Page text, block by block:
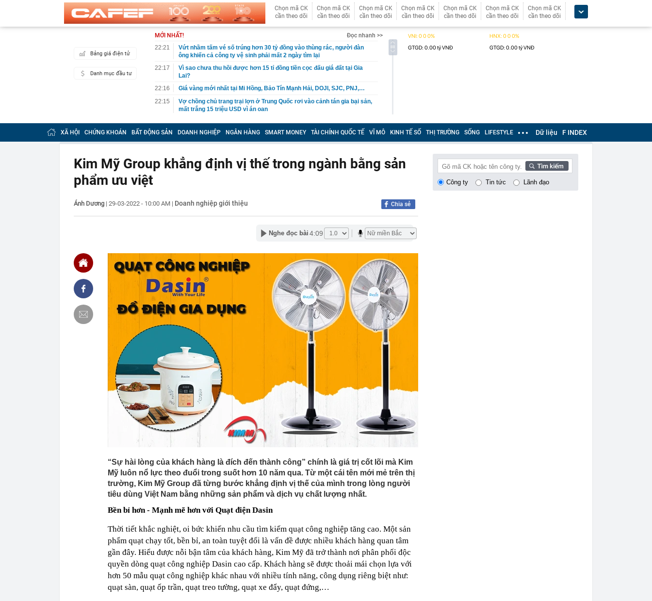
Chọn mã CK
cần theo dõi
Chọn mã CK
cần theo dõi
Chọn mã CK
cần theo dõi
Chọn mã CK
cần theo dõi
Chọn mã CK
cần theo dõi
Chọn mã CK
cần theo dõi
Chọn mã CK
cần theo dõi
Bảng giá điện tử
Danh mục đầu tư
MỚI NHẤT!
Đọc nhanh >>
22:21
Vứt nhầm tấm vé số trúng hơn 30 tỷ đồng vào thùng rác, người đàn
ông khiến cả công ty vệ sinh phải mất 2 ngày tìm lại
22:17
Vì sao chưa thu hồi được hơn 15 tỉ đồng tiền cọc đấu giá đất tại Gia
Lai?
22:16
Giá vàng mới nhất tại Mi Hồng, Bảo Tín Mạnh Hải, DOJI, SJC, PNJ,…
22:15
Vợ chồng chủ trang trại lợn ở Trung Quốc rơi vào cảnh tán gia bại sản,
mất trắng 15 triệu USD vì án oan
22:15
Mỹ nhân người miền Tây là tiểu thư nhưng gia đình phá sản, được
chàng trai kém 4 tuổi mang 20 cây vàng hỏi cưới
22:10
Chữ “NAPAS” trên thẻ ngân hàng nghĩa là gì?
Người phụ nữ nhận được 97 triệu đồng tiền chuyển khoản nhầm liền
chuyển trả lại, 30 ngày sau được công an thông báo: “Chị đang nợ tiền
ngân hàng”
định cư
21:59
Kênh TikTok chỉ cách tự lấy bánh ở siêu thị, order mì cay… hút cả triệu
Không phải Nga hay Mỹ, "quán quân" sử dụng điện từ năng lượng hạt
21:51
Liên tiếp bạo hành dã man con riêng của nhân tình: Dương Đại Long
khai gì?
21:45
Mẹ đỡ đầu" của giới makeup lao đao đổ nợ, mất quyền kiểm soát
chính thương hiệu của mình
Vì sao ít nhà làm cửa chính và cửa sau thông thẳng với nhau?
21:39
Mua viên nén đông y trôi nổi về dán nhãn 'lương y' để tiêu thụ
21:33
Người thay thế NSƯT Thành Lộc làm giám đốc: "Tôi nói thẳng"
Chiếc túi 60.000 VNĐ bán được 1,78 triệu chiếc ở Hàn Quốc: Món quà
lưu niệm rẻ nhất Myeongdong đang nói ra điều mà ngành miễn thuế
không muốn nghe
21:29
Chiếm đoạt 14 tỷ đồng bằng chiêu huy động tiền cho vay đáo hạn
21:29
4 vật vào nhà báo hiệu phong thủy xấu
21:24
Làm việc với thuế và hải quan, Phó Thủ tướng yêu cầu: Không đẩy
doanh nghiệp ‘đi vòng’
XÃ HỘI CHỨNG KHOÁN BẤT ĐỘNG SẢN DOANH NGHIỆP NGÂN HÀNG SMART MONEY TÀI CHÍNH QUỐC TẾ VĨ MÔ KINH TẾ SỐ THỊ TRƯỜNG SỐNG LIFESTYLE Dữ liệu F INDEX
Kim Mỹ Group khẳng định vị thế trong ngành bằng sản
phẩm ưu việt
Ánh Dương | 29-03-2022 - 10:00 AM | Doanh nghiệp giới thiệu Chia sẻ
Nghe đọc bài 4:09
“Sự hài lòng của khách hàng là đích đến thành công” chính là giá trị cốt lõi mà Kim
Mỹ luôn nổ lực theo đuổi trong suốt hơn 10 năm qua. Từ một cái tên mới mẻ trên thị
trường, Kim Mỹ Group đã từng bước khẳng định vị thế của mình trong lòng người
tiêu dùng Việt Nam bằng những sản phẩm và dịch vụ chất lượng nhất.
Bền bỉ hơn - Mạnh mẽ hơn với Quạt điện Dasin
Thời tiết khắc nghiệt, oi bức khiến nhu cầu tìm kiếm quạt công nghiệp tăng cao. Một sản
phẩm quạt chạy tốt, bền bỉ, an toàn tuyệt đối là vấn đề được nhiều khách hàng quan tâm
gần đây. Hiểu được nỗi bận tâm của khách hàng, Kim Mỹ đã trở thành nơi phân phối độc
quyền dòng quạt công nghiệp Dasin cao cấp. Khách hàng sẽ được thoải mái chọn lựa với
hơn 50 mẫu quạt công nghiệp khác nhau với nhiều tính năng, công dụng riêng biệt như:
quạt sàn, quạt ốp trần, quạt treo tường, quạt xe đẩy, quạt đứng,…
Công ty Tin tức Lãnh đạo